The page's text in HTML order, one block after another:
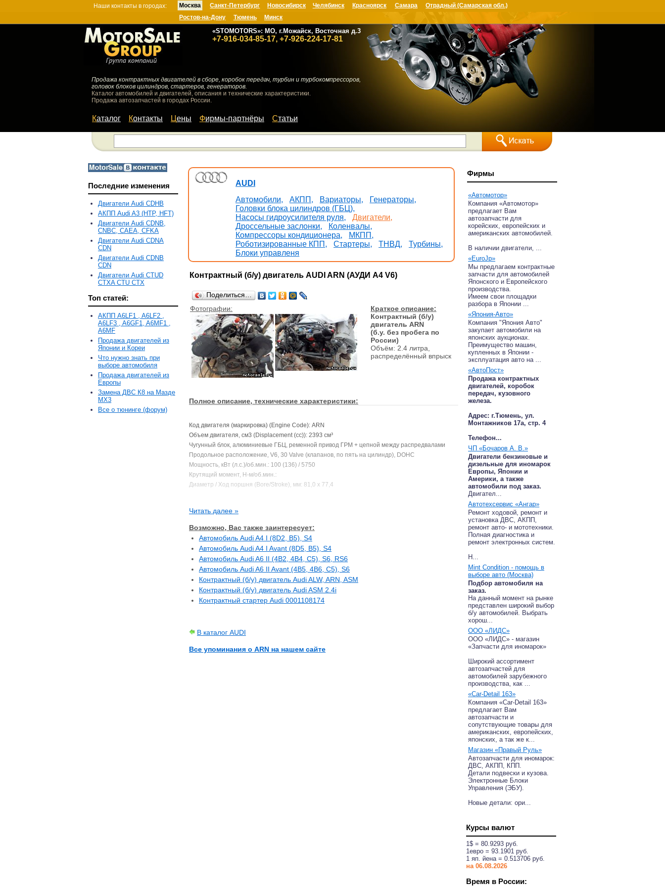
Наши контакты в городах: Москва
«STOMOTORS»: МО, г.Можайск, Восточная д.3
+7-916-034-85-17, +7-926-224-17-81
Санкт-Петербург Новосибирск Челябинск Красноярск Самара
Отрадный (Самарская обл.)
Ростов-на-Дону
Тюмень Минск
Продажа контрактных двигателей в сборе, коробок передач, турбин и турбокомпрессоров,
головок блоков цилиндров, стартеров, генераторов.
Каталог автомобилей и двигателей, описания и технические характеристики.
Продажа автозапчастей в городах России.
Каталог Контакты Цены Фирмы-партнёры Статьи
Последние изменения
Двигатели Audi CDHB
АКПП Audi A3 (HTP, HFT)
Двигатели Audi CDNB,
CNBC, CAEA, CFKA
Двигатели Audi CDNA
CDN
Двигатели Audi CDNB
CDN
Двигатели Audi CTUD
CTXA CTU CTX
Топ статей:
АКПП A6LF1 , A6LF2 ,
A6LF3 , A6GF1, A6MF1 ,
A6MF
Продажа двигателей из
Японии и Кореи
Что нужно знать при
выборе автомобиля
Продажа двигателей из
Европы
Замена ДВС К8 на Мазде
MX3
Все о тюнинге (форум)
AUDI
Автомобили,
АКПП, Вариаторы,
Генераторы,
Головки блока цилиндров (ГБЦ),
Насосы гидроусилителя руля,
Двигатели,
Дроссельные заслонки,
Коленвалы,
Компрессоры кондиционера,
МКПП,
Роботизированные КПП,
Стартеры, ТНВД,
Турбины,
Блоки управленя
Контрактный (б/у) двигатель AUDI ARN (АУДИ A4 V6)
Поделиться…
Фотографии:
Краткое описание:
Контрактный (б/у)
двигатель ARN
(б.у. без пробега по
России)
Объём: 2.4 литра,
распределённый впрыск
Полное описание, технические характеристики:
Код двигателя (маркировка) (Engine Code): ARN
Объем двигателя, см3 (Displacement (cc)): 2393 см³
Чугунный блок, алюминиевые ГБЦ, ременной привод ГРМ + цепной между распредвалами
Продольное расположение, V6, 30 Valve (клапанов, по пять на цилиндр), DOHC
Мощность, кВт (л.с.)/об.мин.: 100 (136) / 5750
Крутящий момент, Н-м/об.мин.:
Диаметр / Ход поршня (Bore/Stroke), мм: 81,0 x 77,4
Устанавливался на (In the following car(s)):
A4 V6
Читать далее »
Возможно, Вас также заинтересует:
Автомобиль Audi A4 I (8D2, B5), S4
Автомобиль Audi A4 I Avant (8D5, B5), S4
Автомобиль Audi A6 II (4B2, 4B4, C5), S6, RS6
Автомобиль Audi A6 II Avant (4B5, 4B6, C5), S6
Контрактный (б/у) двигатель Audi ALW, ARN, ASM
Контрактный (б/у) двигатель Audi ASM 2.4i
Контрактный стартер Audi 0001108174
В каталог AUDI
Все упоминания о ARN на нашем сайте
Фирмы
«Автомотор»
Компания «Автомотор»
предлагает Вам
автозапчасти для
корейских, европейских и
американских автомобилей.
В наличии двигатели, ...
«EuroJp»
Мы предлагаем контрактные
запчасти для автомобилей
Японского и Европейского
производства.
Имеем свои площадки
разбора в Японии ...
«Япония-Авто»
Компания "Япония Авто"
закупает автомобили на
японских аукционах.
Преимущество машин,
купленных в Японии -
эксплуатация авто на ...
«АвтоПост»
Продажа контрактных
двигателей, коробок
передач, кузовного
железа.
Адрес: г.Тюмень, ул.
Монтажников 17а, стр. 4
Телефон...
ЧП «Бочаров А. В.»
Двигатели бензиновые и
дизельные для иномарок
Европы, Японии и
Америки, а также
автомобили под заказ.
Двигател...
Автотехсервис «Ангар»
Ремонт ходовой, ремонт и
установка ДВС, АКПП,
ремонт авто- и мототехники.
Полная диагностика и
ремонт электронных систем.
Н...
Mint Condition - помощь в
выборе авто (Москва)
Подбор автомобиля на
заказ.
На данный момент на рынке
представлен широкий выбор
б/у автомобилей. Выбрать
хорош...
ООО «ЛИДС»
ООО «ЛИДС» - магазин
«Запчасти для иномарок»
Широкий ассортимент
автозапчастей для
автомобилей зарубежного
производства, как ...
«Car-Detail 163»
Компания «Car-Detail 163»
предлагает Вам
автозапчасти и
сопутствующие товары для
американских, европейских,
японских, а так же к...
Магазин «Правый Руль»
Автозапчасти для иномарок:
ДВС, АКПП, КПП.
Детали подвески и кузова.
Электронные Блоки
Управления (ЭБУ).
Новые детали: ори...
Курсы валют
1$ = 80.9293 руб.
1eвро = 93.1901 руб.
1 яп. йена = 0.513706 руб.
на 06.08.2026
Время в России: